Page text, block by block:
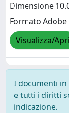
Dimensione
Formato Adobe
Visualizza/Apri
I documenti in
e tutti i diritti
indicazione.